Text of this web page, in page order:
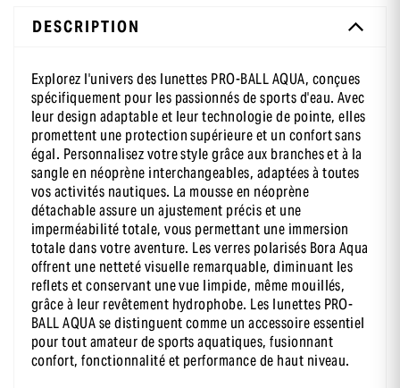
DESCRIPTION
Explorez l'univers des lunettes PRO-BALL AQUA, conçues
spécifiquement pour les passionnés de sports d'eau. Avec
leur design adaptable et leur technologie de pointe, elles
promettent une protection supérieure et un confort sans
égal. Personnalisez votre style grâce aux branches et à la
sangle en néoprène interchangeables, adaptées à toutes
vos activités nautiques. La mousse en néoprène
détachable assure un ajustement précis et une
imperméabilité totale, vous permettant une immersion
totale dans votre aventure. Les verres polarisés Bora Aqua
offrent une netteté visuelle remarquable, diminuant les
reflets et conservant une vue limpide, même mouillés,
grâce à leur revêtement hydrophobe. Les lunettes PRO-
BALL AQUA se distinguent comme un accessoire essentiel
pour tout amateur de sports aquatiques, fusionnant
confort, fonctionnalité et performance de haut niveau.